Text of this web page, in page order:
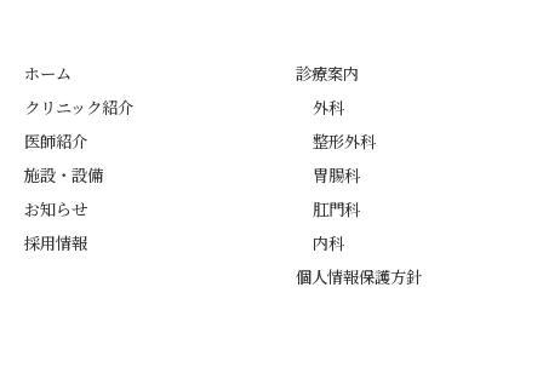
ホーム
クリニック紹介
医師紹介
施設・設備
お知らせ
採用情報
診療案内
外科
整形外科
胃腸科
肛門科
内科
個人情報保護方針